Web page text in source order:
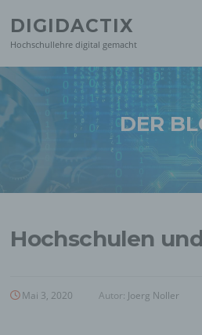
Inhalt
springen
DIGIDACTIX
Hochschullehre digital gemacht
DER
Hochschulen
Mai 3, 2020 Autor: Joerg Noller